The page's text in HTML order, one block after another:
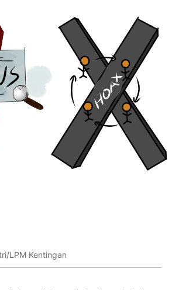
LPM Kentingan